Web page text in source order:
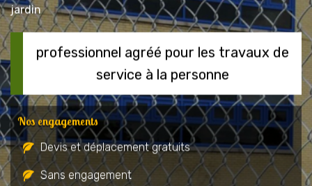
jardin
professionnel agréé pour les travaux de
service à la personne
Nos engagements
Devis et déplacement gratuits
Sans engagement